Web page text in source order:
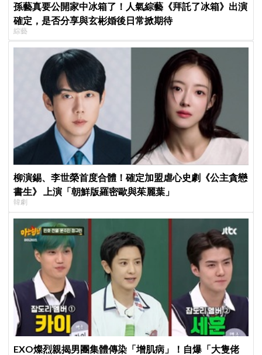
孫藝真要公開家中冰箱了！人氣綜藝《拜託了冰箱》出演
確定，是否分享與玄彬婚後日常掀期待
綜藝
柳演錫、李世榮首度合體！確定加盟虐心史劇《公主貪戀
書生》 上演「朝鮮版羅密歐與茱麗葉」
韓劇
EXO燦烈親揭男團集體傳染「增肌病」！自爆「大隻佬